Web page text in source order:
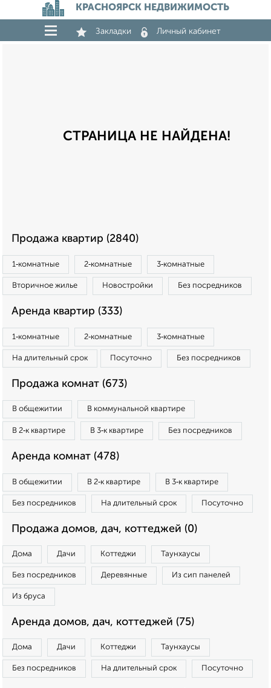
КРАСНОЯРСК НЕДВИЖИМОСТЬ
Закладки Личный кабинет
СТРАНИЦА НЕ НАЙДЕНА!
Продажа квартир (2840)
1‑комнатные 2‑комнатные 3‑комнатные
Вторичное жилье Новостройки Без посредников
Аренда квартир (333)
1‑комнатные 2‑комнатные 3‑комнатные
На длительный срок Посуточно Без посредников
Продажа комнат (673)
В общежитии В коммунальной квартире
В 2‑к квартире В 3‑к квартире Без посредников
Аренда комнат (478)
В общежитии В 2‑к квартире В 3‑к квартире
Без посредников На длительный срок Посуточно
Продажа домов, дач, коттеджей (0)
Дома Дачи Коттеджи Таунхаусы
Без посредников Деревянные Из сип панелей
Из бруса
Аренда домов, дач, коттеджей (75)
Дома Дачи Коттеджи Таунхаусы
Без посредников На длительный срок Посуточно